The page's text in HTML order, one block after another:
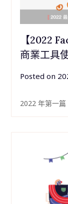
【2022
商業工具
Posted on
2022 年第一